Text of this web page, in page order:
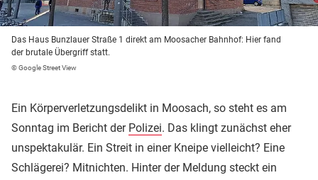
Das Haus Bunzlauer Straße 1 direkt am Moosacher Bahnhof: Hier fand
der brutale Übergriff statt.
© Google Street View
Ein Körperverletzungsdelikt in Moosach, so steht es am
Sonntag im Bericht der Polizei. Das klingt zunächst eher
unspektakulär. Ein Streit in einer Kneipe vielleicht? Eine
Schlägerei? Mitnichten. Hinter der Meldung steckt ein